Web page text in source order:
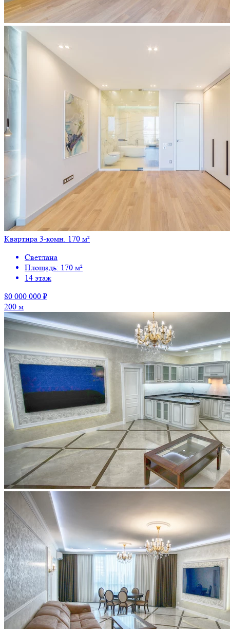
Квартира 3-комн. 170 м²
Светлана
Площадь: 170 м²
14 этаж
80 000 000 ₽
200 м